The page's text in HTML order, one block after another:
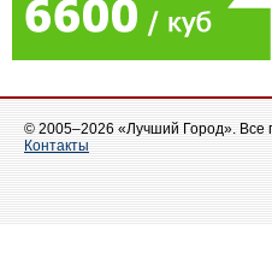
© 2005–2026 «Лучший Город».
Контакты